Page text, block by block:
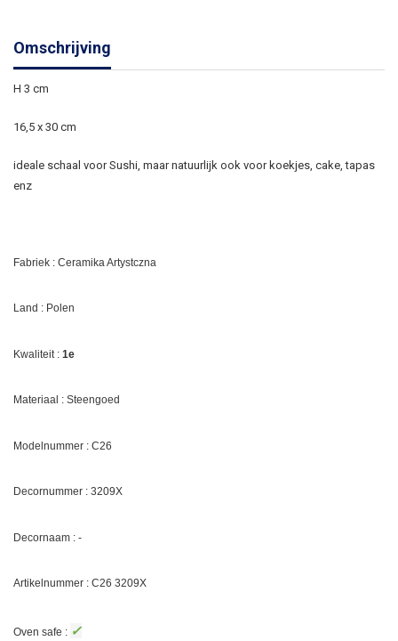
Omschrijving
H 3 cm
16,5 x 30 cm
ideale schaal voor Sushi, maar natuurlijk ook voor koekjes, cake, tapas
enz
Fabriek : Ceramika Artystczna
Land : Polen
Kwaliteit : 1e
Materiaal : Steengoed
Modelnummer : C26
Decornummer : 3209X
Decornaam : -
Artikelnummer : C26 3209X
Oven safe : ✓